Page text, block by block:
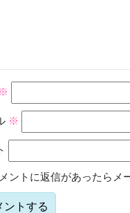
※
※
ントに返信があったらメ